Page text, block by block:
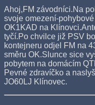
Ahoj,FM závodníci.Na
svoje omezení-
OK1KAD na
tyčí.Po chvilce již PSV
kontejneru odjel FM na
směru OK.Slunce sice
pobytem na domácím
Pevné zdravíčko a
JO60LJ Klínovec.